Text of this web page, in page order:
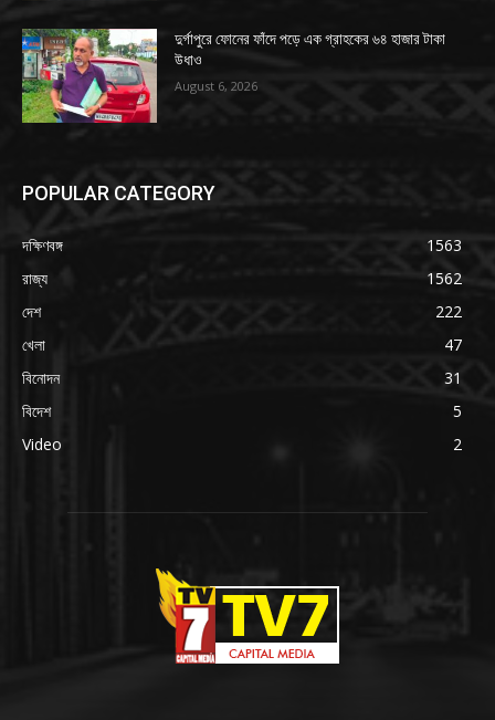
দুর্গাপুরে ফোনের ফাঁদে পড়ে এক গ্রাহকের ৬৪ হাজার টাকা
উধাও
August 6, 2026
POPULAR CATEGORY
দক্ষিণবঙ্গ
1563
রাজ্য
1562
দেশ
222
খেলা
47
বিনোদন
31
বিদেশ
5
Video
2